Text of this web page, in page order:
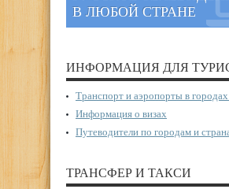
В ЛЮБОЙ СТРАНЕ
ИНФОРМАЦИЯ ДЛЯ
Транспорт и аэропорты в
Информация о визах
Путеводители по городам и
ТРАНСФЕР И ТАКСИ